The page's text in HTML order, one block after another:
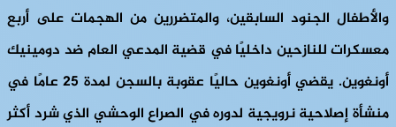
والأطفال الجنود السابقين، والمتضررين من الهجمات على أربع
معسكرات للنازحين داخليًا في قضية المدعي العام ضد دومينيك
أونغوين. يقضي أونغوين حاليًا عقوبة بالسجن لمدة 25 عامًا في
منشأة إصلاحية نرويجية لدوره في الصراع الوحشي الذي شرد أكثر